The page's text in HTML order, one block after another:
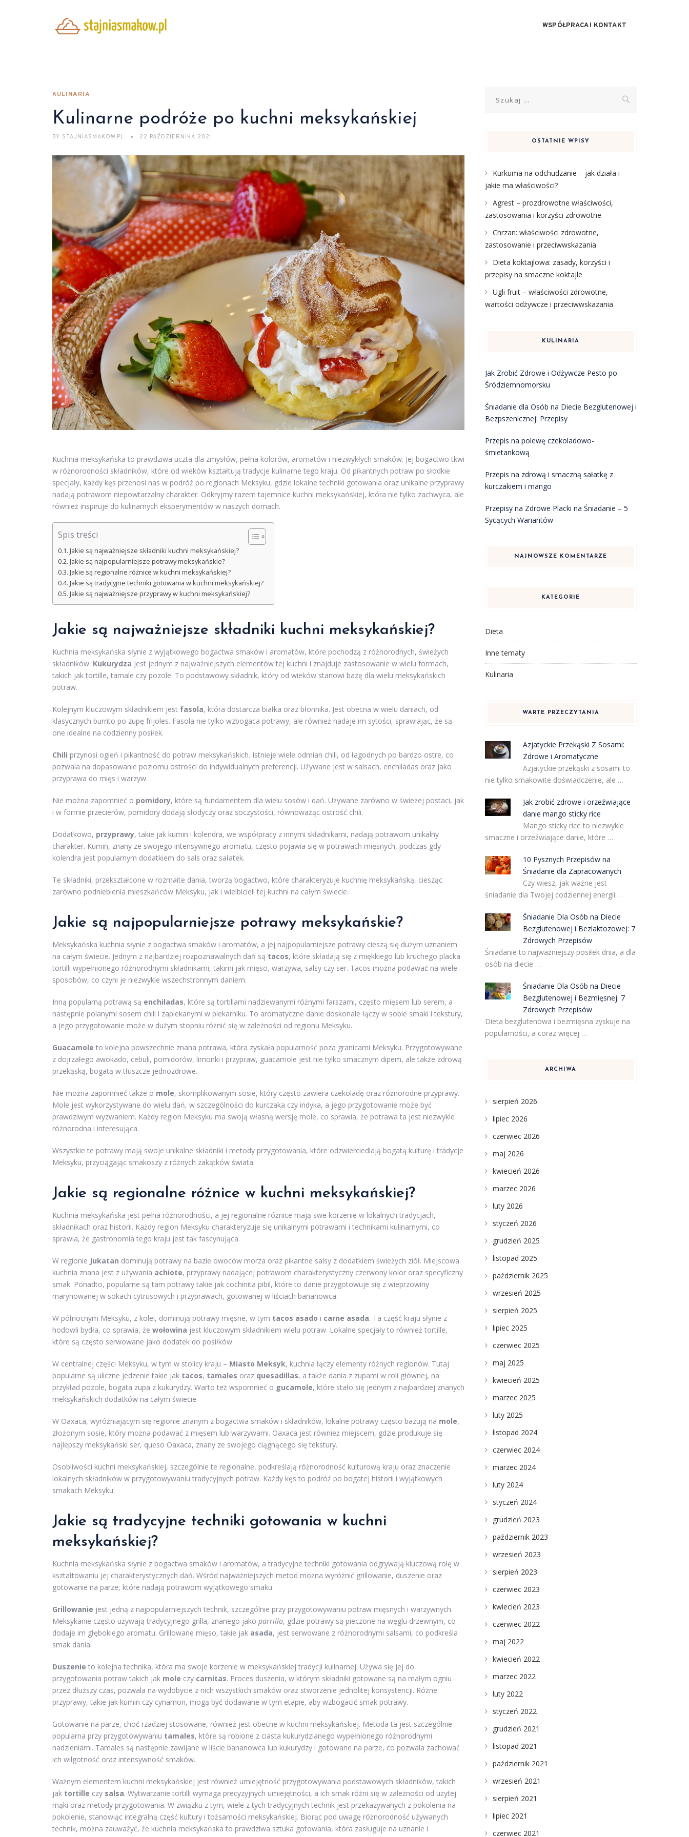
WSPÓŁPRACA I KONTAKT
KULINARIA
Kulinarne podróże po kuchni meksykańskiej
BY STAJNIASMAKOW.PL 22 PAŹDZIERNIKA 2021
Kuchnia meksykańska to prawdziwa uczta dla zmysłów, pełna kolorów, aromatów i niezwykłych smaków. Jej bogactwo tkwi
w różnorodności składników, które od wieków kształtują tradycje kulinarne tego kraju. Od pikantnych potraw po słodkie
specjały, każdy kęs przenosi nas w podróż po regionach Meksyku, gdzie lokalne techniki gotowania oraz unikalne przyprawy
nadają potrawom niepowtarzalny charakter. Odkryjmy razem tajemnice kuchni meksykańskiej, która nie tylko zachwyca, ale
również inspiruje do kulinarnych eksperymentów w naszych domach.
Spis treści
Jakie są najważniejsze składniki kuchni meksykańskiej?
Jakie są najpopularniejsze potrawy meksykańskie?
Jakie są regionalne różnice w kuchni meksykańskiej?
Jakie są tradycyjne techniki gotowania w kuchni meksykańskiej?
Jakie są najważniejsze przyprawy w kuchni meksykańskiej?
Jakie są najważniejsze składniki kuchni meksykańskiej?
Kuchnia meksykańska słynie z wyjątkowego bogactwa smaków i aromatów, które pochodzą z różnorodnych, świeżych
składników. Kukurydza jest jednym z najważniejszych elementów tej kuchni i znajduje zastosowanie w wielu formach,
takich jak tortille, tamale czy pozole. To podstawowy składnik, który od wieków stanowi bazę dla wielu meksykańskich
potraw.
Kolejnym kluczowym składnikiem jest fasola, która dostarcza białka oraz błonnika. Jest obecna w wielu daniach, od
klasycznych burrito po zupę frijoles. Fasola nie tylko wzbogaca potrawy, ale również nadaje im sytości, sprawiając, że są
one idealne na codzienny posiłek.
Chili przynosi ogień i pikantność do potraw meksykańskich. Istnieje wiele odmian chili, od łagodnych po bardzo ostre, co
pozwala na dopasowanie poziomu ostrości do indywidualnych preferencji. Używane jest w salsach, enchiladas oraz jako
przyprawa do mięs i warzyw.
Nie można zapomnieć o pomidory, które są fundamentem dla wielu sosów i dań. Używane zarówno w świeżej postaci, jak
i w formie przecierów, pomidory dodają słodyczy oraz soczystości, równoważąc ostrość chili.
Dodatkowo, przyprawy, takie jak kumin i kolendra, we współpracy z innymi składnikami, nadają potrawom unikalny
charakter. Kumin, znany ze swojego intensywnego aromatu, często pojawia się w potrawach mięsnych, podczas gdy
kolendra jest popularnym dodatkiem do sals oraz sałatek.
Te składniki, przekształcone w rozmaite dania, tworzą bogactwo, które charakteryzuje kuchnię meksykańską, ciesząc
zarówno podniebienia mieszkańców Meksyku, jak i wielbicieli tej kuchni na całym świecie.
Jakie są najpopularniejsze potrawy meksykańskie?
Meksykańska kuchnia słynie z bogactwa smaków i aromatów, a jej najpopularniejsze potrawy cieszą się dużym uznaniem
na całym świecie. Jednym z najbardziej rozpoznawalnych dań są tacos, które składają się z miękkiego lub kruchego placka
tortilli wypełnionego różnorodnymi składnikami, takimi jak mięso, warzywa, salsy czy ser. Tacos można podawać na wiele
sposobów, co czyni je niezwykle wszechstronnym daniem.
Inną popularną potrawą są enchiladas, które są tortillami nadziewanymi różnymi farszami, często mięsem lub serem, a
następnie polanymi sosem chili i zapiekanymi w piekarniku. To aromatyczne danie doskonale łączy w sobie smaki i tekstury,
a jego przygotowanie może w dużym stopniu różnić się w zależności od regionu Meksyku.
Guacamole to kolejna powszechnie znana potrawa, która zyskała popularność poza granicami Meksyku. Przygotowywane
z dojrzałego awokado, cebuli, pomidorów, limonki i przypraw, guacamole jest nie tylko smacznym dipem, ale także zdrową
przekąską, bogatą w tłuszcze jednozdrowe.
Nie można zapomnieć także o mole, skomplikowanym sosie, który często zawiera czekoladę oraz różnorodne przyprawy.
Mole jest wykorzystywane do wielu dań, w szczególności do kurczaka czy indyka, a jego przygotowanie może być
prawdziwym wyzwaniem. Każdy region Meksyku ma swoją własną wersję mole, co sprawia, że potrawa ta jest niezwykle
różnorodna i interesująca.
Wszystkie te potrawy mają swoje unikalne składniki i metody przygotowania, które odzwierciedlają bogatą kulturę i tradycje
Meksyku, przyciągając smakoszy z różnych zakątków świata.
Jakie są regionalne różnice w kuchni meksykańskiej?
Kuchnia meksykańska jest pełna różnorodności, a jej regionalne różnice mają swe korzenie w lokalnych tradycjach,
składnikach oraz historii. Każdy region Meksyku charakteryzuje się unikalnymi potrawami i technikami kulinarnymi, co
sprawia, że gastronomia tego kraju jest tak fascynująca.
W regionie Jukatan dominują potrawy na bazie owoców morza oraz pikantne salsy z dodatkiem świeżych ziół. Miejscowa
kuchnia znana jest z używania achiote, przyprawy nadającej potrawom charakterystyczny czerwony kolor oraz specyficzny
smak. Ponadto, popularne są tam potrawy takie jak cochinita pibil, które to danie przygotowuje się z wieprzowiny
marynowanej w sokach cytrusowych i przyprawach, gotowanej w liściach bananowca.
W północnym Meksyku, z kolei, dominują potrawy mięsne, w tym tacos asado i carne asada. Ta część kraju słynie z
hodowli bydła, co sprawia, że wołowina jest kluczowym składnikiem wielu potraw. Lokalne specjały to również tortille,
które są często serwowane jako dodatek do posiłków.
W centralnej części Meksyku, w tym w stolicy kraju – Miasto Meksyk, kuchnia łączy elementy różnych regionów. Tutaj
popularne są uliczne jedzenie takie jak tacos, tamales oraz quesadillas, a także dania z zupami w roli głównej, na
przykład pozole, bogata zupa z kukurydzy. Warto też wspomnieć o gucamole, które stało się jednym z najbardziej znanych
meksykańskich dodatków na całym świecie.
W Oaxaca, wyróżniającym się regionie znanym z bogactwa smaków i składników, lokalne potrawy często bazują na mole,
złożonym sosie, który można podawać z mięsem lub warzywami. Oaxaca jest również miejscem, gdzie produkuje się
najlepszy meksykański ser, queso Oaxaca, znany ze swojego ciągnącego się tekstury.
Osobliwości kuchni meksykańskiej, szczególnie te regionalne, podkreślają różnorodność kulturową kraju oraz znaczenie
lokalnych składników w przygotowywaniu tradycyjnych potraw. Każdy kęs to podróż po bogatej historii i wyjątkowych
smakach Meksyku.
Jakie są tradycyjne techniki gotowania w kuchni
meksykańskiej?
Kuchnia meksykańska słynie z bogactwa smaków i aromatów, a tradycyjne techniki gotowania odgrywają kluczową rolę w
kształtowaniu jej charakterystycznych dań. Wśród najważniejszych metod można wyróżnić grillowanie, duszenie oraz
gotowanie na parze, które nadają potrawom wyjątkowego smaku.
Grillowanie jest jedną z najpopularniejszych technik, szczególnie przy przygotowywaniu potraw mięsnych i warzywnych.
Meksykanie często używają tradycyjnego grilla, znanego jako parrilla, gdzie potrawy są pieczone na węglu drzewnym, co
dodaje im głębokiego aromatu. Grillowane mięso, takie jak asada, jest serwowane z różnorodnymi salsami, co podkreśla
smak dania.
Duszenie to kolejna technika, która ma swoje korzenie w meksykańskiej tradycji kulinarnej. Używa się jej do
przygotowania potraw takich jak mole czy carnitas. Proces duszenia, w którym składniki gotowane są na małym ogniu
przez dłuższy czas, pozwala na wydobycie z nich wszystkich smaków oraz stworzenie jednolitej konsystencji. Różne
przyprawy, takie jak kumin czy cynamon, mogą być dodawane w tym etapie, aby wzbogacić smak potrawy.
Gotowanie na parze, choć rzadziej stosowane, również jest obecne w kuchni meksykańskiej. Metoda ta jest szczególnie
popularna przy przygotowywaniu tamales, które są robione z ciasta kukurydzianego wypełnionego różnorodnymi
nadzieniami. Tamales są następnie zawijane w liście bananowca lub kukurydzy i gotowane na parze, co pozwala zachować
ich wilgotność oraz intensywność smaków.
Ważnym elementem kuchni meksykańskiej jest również umiejętność przygotowywania podstawowych składników, takich
jak tortille czy salsa. Wytwarzanie tortilli wymaga precyzyjnych umiejętności, a ich smak różni się w zależności od użytej
mąki oraz metody przygotowania. W związku z tym, wiele z tych tradycyjnych technik jest przekazywanych z pokolenia na
pokolenie, stanowiąc integralną część kultury i tożsamości meksykańskiej. Biorąc pod uwagę różnorodność używanych
technik, można zauważyć, że kuchnia meksykańska to prawdziwa sztuka gotowania, która zasługuje na uznanie i
OSTATNIE WPISY
Kurkuma na odchudzanie – jak działa i
jakie ma właściwości?
Agrest – prozdrowotne właściwości,
zastosowania i korzyści zdrowotne
Chrzan: właściwości zdrowotne,
zastosowanie i przeciwwskazania
Dieta koktajlowa: zasady, korzyści i
przepisy na smaczne koktajle
Ugli fruit – właściwości zdrowotne,
wartości odżywcze i przeciwwskazania
KULINARIA
Jak Zrobić Zdrowe i Odżywcze Pesto po
Śródziemnomorsku
Śniadanie dla Osób na Diecie Bezglutenowej i
Bezpszenicznej: Przepisy
Przepis na polewę czekoladowo-
śmietankową
Przepis na zdrową i smaczną sałatkę z
kurczakiem i mango
Przepisy na Zdrowe Placki na Śniadanie – 5
Sycących Wariantów
NAJNOWSZE KOMENTARZE
KATEGORIE
Dieta
Inne tematy
Kulinaria
WARTE PRZECZYTANIA
Azjatyckie Przekąski Z Sosami:
Zdrowe i Aromatyczne
Azjatyckie przekąski z sosami to
nie tylko smakowite doświadczenie, ale …
Jak zrobić zdrowe i orzeźwiające
danie mango sticky rice
Mango sticky rice to niezwykle
smaczne i orzeźwiające danie, które …
10 Pysznych Przepisów na
Śniadanie dla Zapracowanych
Czy wiesz, jak ważne jest
śniadanie dla Twojej codziennej energii …
Śniadanie Dla Osób na Diecie
Bezglutenowej i Bezlaktozowej: 7
Zdrowych Przepisów
Śniadanie to najważniejszy posiłek dnia, a dla
osób na diecie …
Śniadanie Dla Osób na Diecie
Bezglutenowej i Bezmięsnej: 7
Zdrowych Przepisów
Dieta bezglutenowa i bezmięsna zyskuje na
popularności, a coraz więcej …
ARCHIWA
sierpień 2026
lipiec 2026
czerwiec 2026
maj 2026
kwiecień 2026
marzec 2026
luty 2026
styczeń 2026
grudzień 2025
listopad 2025
październik 2025
wrzesień 2025
sierpień 2025
lipiec 2025
czerwiec 2025
maj 2025
kwiecień 2025
marzec 2025
luty 2025
listopad 2024
czerwiec 2024
marzec 2024
luty 2024
styczeń 2024
grudzień 2023
październik 2023
wrzesień 2023
sierpień 2023
czerwiec 2023
kwiecień 2023
czerwiec 2022
maj 2022
kwiecień 2022
marzec 2022
luty 2022
styczeń 2022
grudzień 2021
listopad 2021
październik 2021
wrzesień 2021
sierpień 2021
lipiec 2021
czerwiec 2021